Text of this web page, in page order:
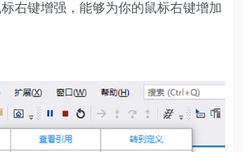
右键增强，能够为你的鼠标右键增加